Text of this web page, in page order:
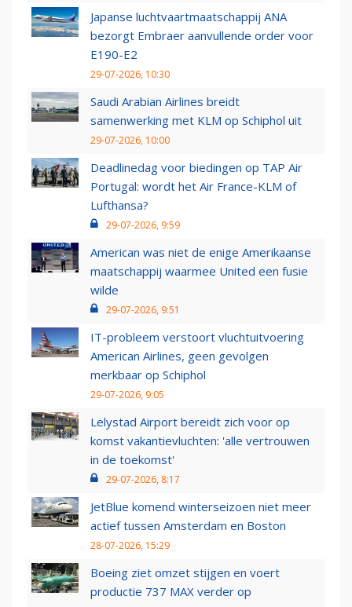
Japanse luchtvaartmaatschappij ANA
bezorgt Embraer aanvullende order voor
E190-E2
29-07-2026, 10:30
Saudi Arabian Airlines breidt
samenwerking met KLM op Schiphol uit
29-07-2026, 10:00
Deadlinedag voor biedingen op TAP Air
Portugal: wordt het Air France-KLM of
Lufthansa?
29-07-2026, 9:59
American was niet de enige Amerikaanse
maatschappij waarmee United een fusie
wilde
29-07-2026, 9:51
IT-probleem verstoort vluchtuitvoering
American Airlines, geen gevolgen
merkbaar op Schiphol
29-07-2026, 9:05
Lelystad Airport bereidt zich voor op
komst vakantievluchten: 'alle vertrouwen
in de toekomst'
29-07-2026, 8:17
JetBlue komend winterseizoen niet meer
actief tussen Amsterdam en Boston
28-07-2026, 15:29
Boeing ziet omzet stijgen en voert
productie 737 MAX verder op